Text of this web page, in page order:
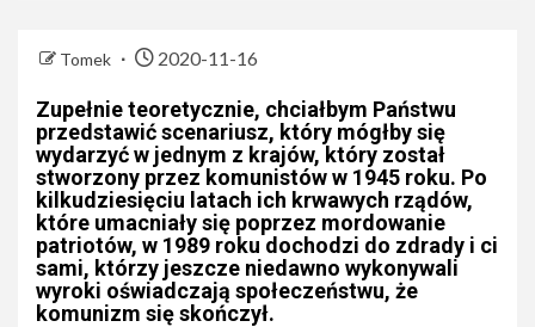
Tomek 2020-11-16
Zupełnie teoretycznie, chciałbym Państwu
przedstawić scenariusz, który mógłby się
wydarzyć w jednym z krajów, który został
stworzony przez komunistów w 1945 roku. Po
kilkudziesięciu latach ich krwawych rządów,
które umacniały się poprzez mordowanie
patriotów, w 1989 roku dochodzi do zdrady i ci
sami, którzy jeszcze niedawno wykonywali
wyroki oświadczają społeczeństwu, że
komunizm się skończył.